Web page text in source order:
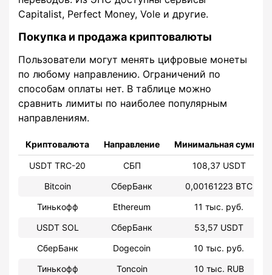
Capitalist, Perfect Money, Vole и другие.
Покупка и продажа криптовалюты
Пользователи могут менять цифровые монеты
по любому направлению. Ограничений по
способам оплаты нет. В таблице можно
сравнить лимиты по наиболее популярным
направлениям.
Криптовалюта Направление Минимальная сумма
USDT TRC-20 СБП
108,37 USDT
Bitcoin
СберБанк
0,00161223 BTC
Тинькофф
Ethereum
11 тыс. руб.
USDT SOL
СберБанк
53,57 USDT
СберБанк
Dogecoin
10 тыс. руб.
Тинькофф
Toncoin 10 тыс. RUB